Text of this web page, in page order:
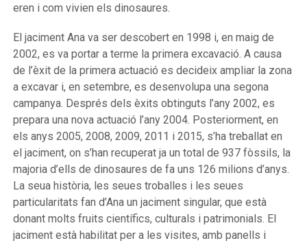
eren i com vivien els dinosaures.
El jaciment Ana va ser descobert en 1998 i, en maig de
2002, es va portar a terme la primera excavació. A causa
de l’èxit de la primera actuació es decideix ampliar la zona
a excavar i, en setembre, es desenvolupa una segona
campanya. Després dels èxits obtinguts l’any 2002, es
prepara una nova actuació l’any 2004. Posteriorment, en
els anys 2005, 2008, 2009, 2011 i 2015, s’ha treballat en
el jaciment, on s’han recuperat ja un total de 937 fòssils, la
majoria d’ells de dinosaures de fa uns 126 milions d’anys.
La seua història, les seues troballes i les seues
particularitats fan d’Ana un jaciment singular, que està
donant molts fruits científics, culturals i patrimonials. El
jaciment està habilitat per a les visites, amb panells i